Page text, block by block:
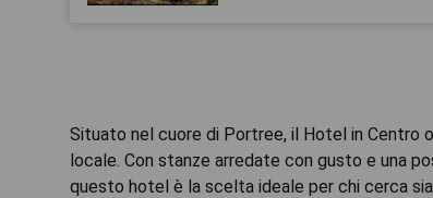
Situato nel cuore di Portree, il Hotel in
locale. Con stanze arredate con gusto e una
questo hotel è la scelta ideale per chi cerca